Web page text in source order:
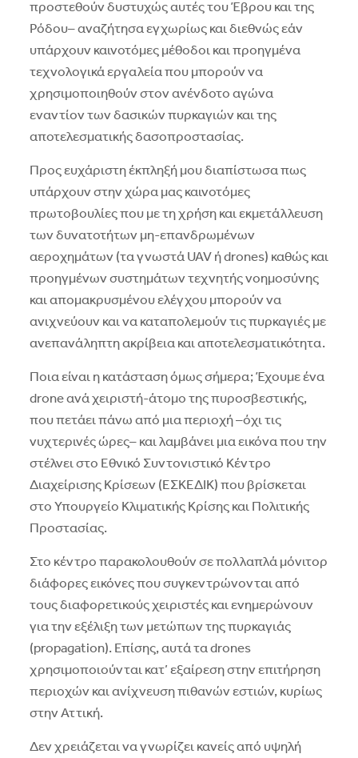
προστεθούν δυστυχώς αυτές του Έβρου και της
Ρόδου– αναζήτησα εγχωρίως και διεθνώς εάν
υπάρχουν καινοτόμες μέθοδοι και προηγμένα
τεχνολογικά εργαλεία που μπορούν να
χρησιμοποιηθούν στον ανένδοτο αγώνα
εναντίον των δασικών πυρκαγιών και της
αποτελεσματικής δασοπροστασίας.
Προς ευχάριστη έκπληξή μου διαπίστωσα πως
υπάρχουν στην χώρα μας καινοτόμες
πρωτοβουλίες που με τη χρήση και εκμετάλλευση
των δυνατοτήτων μη-επανδρωμένων
αεροχημάτων (τα γνωστά UAV ή drones) καθώς και
προηγμένων συστημάτων τεχνητής νοημοσύνης
και απομακρυσμένου ελέγχου μπορούν να
ανιχνεύουν και να καταπολεμούν τις πυρκαγιές με
ανεπανάληπτη ακρίβεια και αποτελεσματικότητα.
Ποια είναι η κατάσταση όμως σήμερα; Έχουμε ένα
drone ανά χειριστή-άτομο της πυροσβεστικής,
που πετάει πάνω από μια περιοχή –όχι τις
νυχτερινές ώρες– και λαμβάνει μια εικόνα που την
στέλνει στο Εθνικό Συντονιστικό Κέντρο
Διαχείρισης Κρίσεων (ΕΣΚΕΔΙΚ) που βρίσκεται
στο Υπουργείο Κλιματικής Κρίσης και Πολιτικής
Προστασίας.
Στο κέντρο παρακολουθούν σε πολλαπλά μόνιτορ
διάφορες εικόνες που συγκεντρώνονται από
τους διαφορετικούς χειριστές και ενημερώνουν
για την εξέλιξη των μετώπων της πυρκαγιάς
(propagation). Επίσης, αυτά τα drones
χρησιμοποιούνται κατ’ εξαίρεση στην επιτήρηση
περιοχών και ανίχνευση πιθανών εστιών, κυρίως
στην Αττική.
Δεν χρειάζεται να γνωρίζει κανείς από υψηλή